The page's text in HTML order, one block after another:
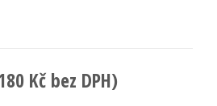
Kč bez DPH)